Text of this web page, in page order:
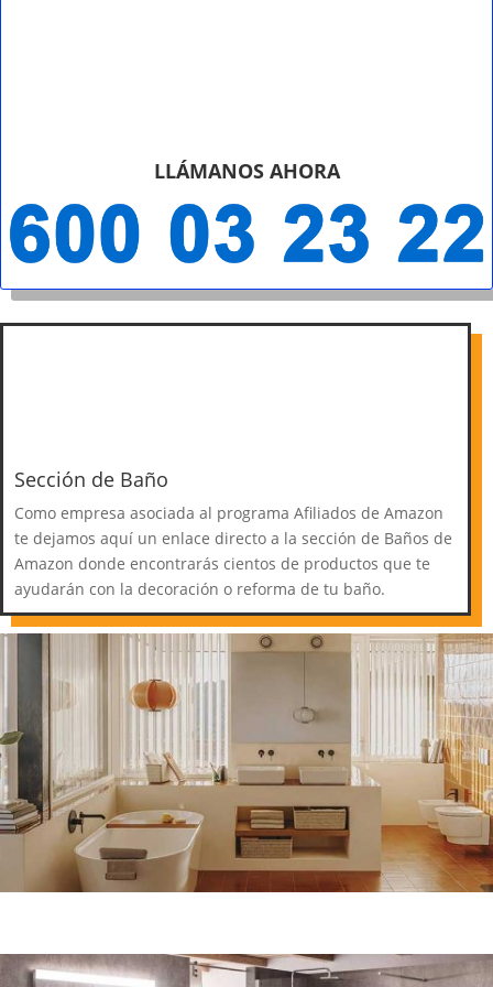
LLÁMANOS AHORA
Sección de Baño
Como empresa asociada al programa Afiliados de Amazon
te dejamos aquí un enlace directo a la sección de Baños de
Amazon donde encontrarás cientos de productos que te
ayudarán con la decoración o reforma de tu baño.